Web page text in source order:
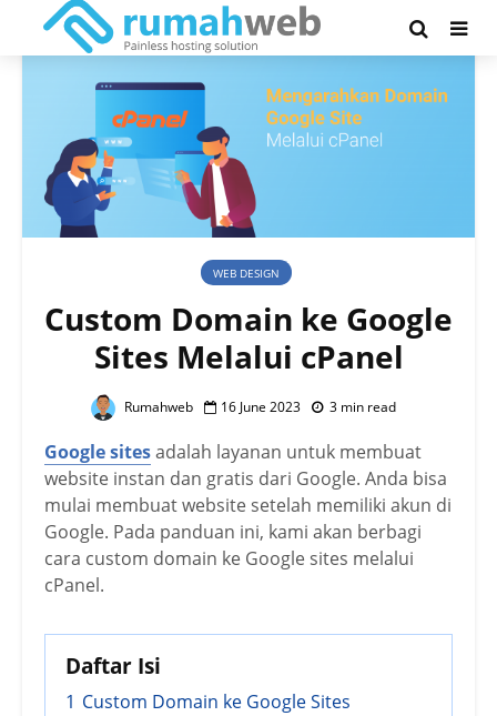
WEB DESIGN
Custom Domain ke Google
Sites Melalui cPanel
Rumahweb 16 June 2023 3 min read
Google sitesadalah layanan untuk membuat
website instan dan gratis dari Google. Anda bisa
mulai membuat website setelah memiliki akun di
Google. Pada panduan ini, kami akan berbagi
cara custom domain ke Google sites melalui
cPanel.
Daftar Isi
1 Custom Domain ke Google Sites